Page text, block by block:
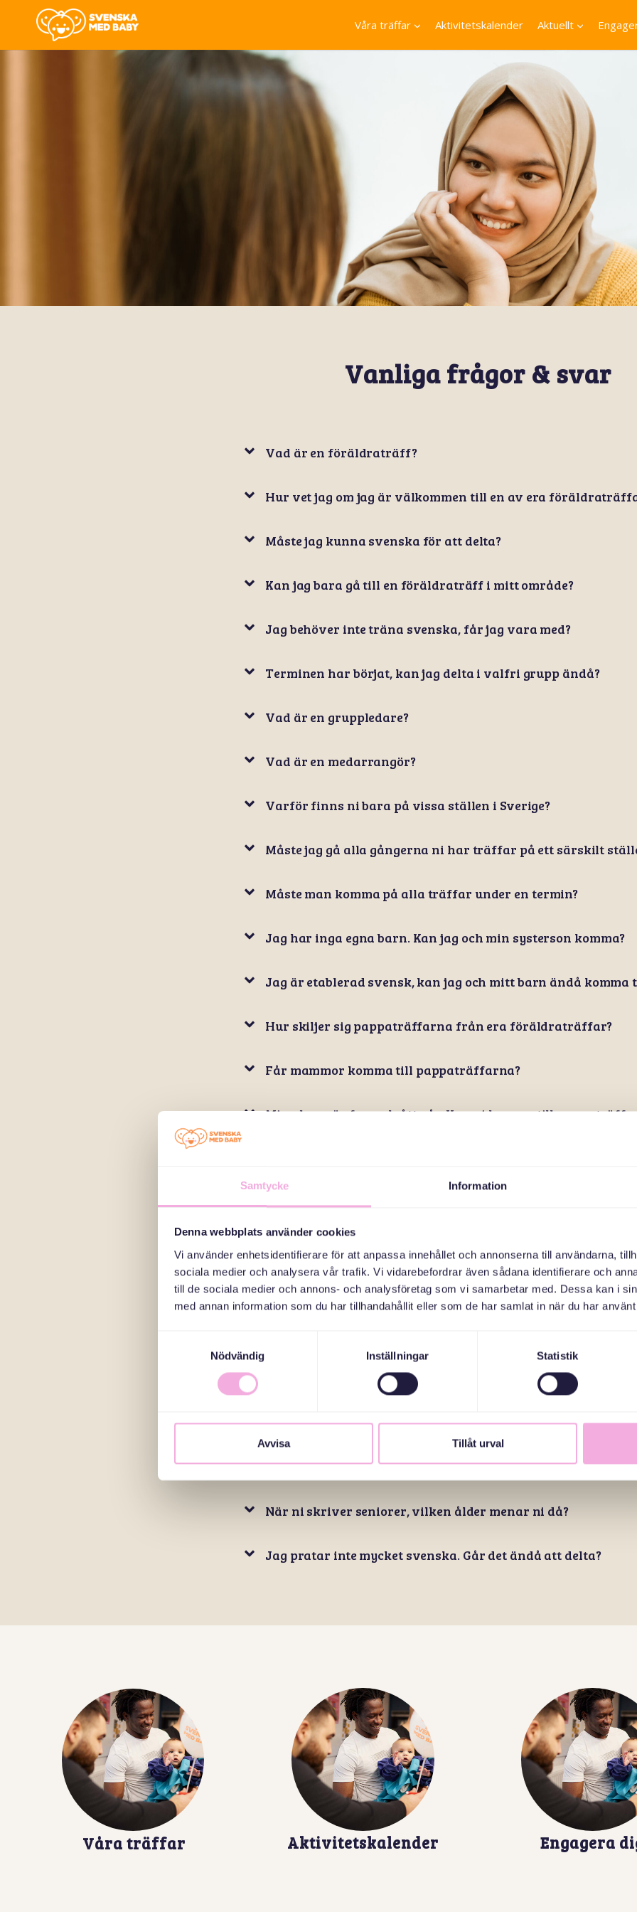
Samtycke Information
Denna webbplats använder cookies
Vi använder enhetsidentifierare för att anpassa innehållet och annonserna till användarna,
sociala medier och analysera vår trafik. Vi vidarebefordrar även sådana identifierare och
till de sociala medier och annons- och analysföretag som vi samarbetar med. Dessa kan i
med annan information som du har tillhandahållit eller som de har samlat in när du har
Nödvändig
Inställningar Statistik
Avvisa Tillåt urval
Våra träffar Aktivitetskalender Aktuellt
Vanliga frågor & svar
Vad är en föräldraträff?
Hur vet jag om jag är välkommen till en av era
Måste jag kunna svenska för att delta?
Kan jag bara gå till en föräldraträff i mitt område?
Jag behöver inte träna svenska, får jag vara med?
Terminen har börjat, kan jag delta i valfri grupp ändå?
Vad är en gruppledare?
Vad är en medarrangör?
Varför finns ni bara på vissa ställen i Sverige?
Måste jag gå alla gångerna ni har träffar på ett särskilt
Måste man komma på alla träffar under en termin?
Jag har inga egna barn. Kan jag och min systerson komma?
Jag är etablerad svensk, kan jag och mitt barn ändå
Hur skiljer sig pappaträffarna från era föräldraträffar?
Får mammor komma till pappaträffarna?
Mina barn är fem och åtta år. Kan vi komma till
Vilka språk brukar papporna som kommer till träffarna
Vad är en familjeträff?
Kan jag komma med min kompis son, trots att det heter
Vad kostar fika på era träffar?
Måste jag bo i området där träffen är för att vara
Vad kostar era aktiviteter, när ni går på museum och sånt?
När ni skriver seniorer, vilken ålder menar ni då?
Jag pratar inte mycket svenska. Går det ändå att delta?
Våra träffar Aktivitetskalender Engagera